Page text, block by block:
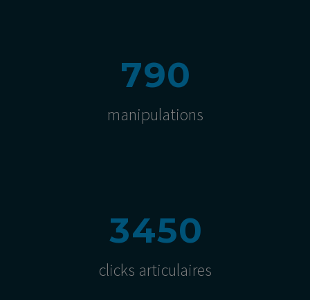
790
manipulations
3450
clicks articulaires